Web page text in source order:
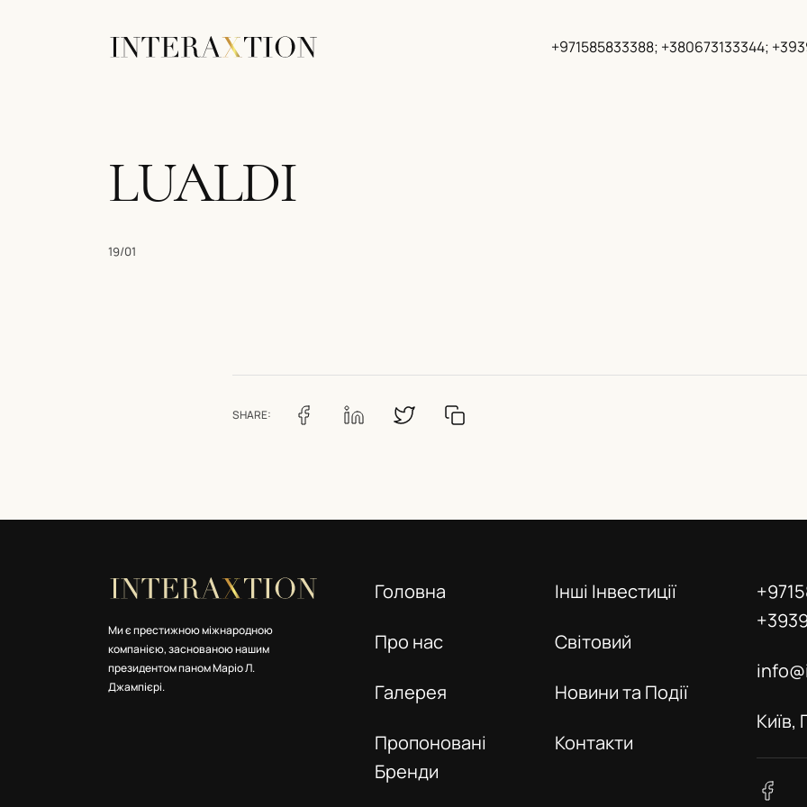
+971585833388; +380673133344;
LUALDI
19/01
SHARE:
Ми є престижною міжнародною
компанією, заснованою нашим
президентом паном Маріо Л.
Джампієрі.
Головна
Про нас
Галерея
Пропоновані
Бренди
Інші Інвестиції
Світовий
Новини та Події
Контакти